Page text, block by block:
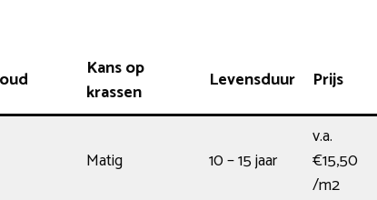
Kans op
krassen
Levensduur Prijs
Matig 10 – 15 jaar
v.a.
€15,50
/m2